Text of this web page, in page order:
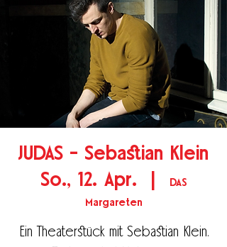
JUDAS - Sebastian Klein
So., 12. Apr.
DAS
Margareten
Ein Theaterstück mit Sebastian Klein.